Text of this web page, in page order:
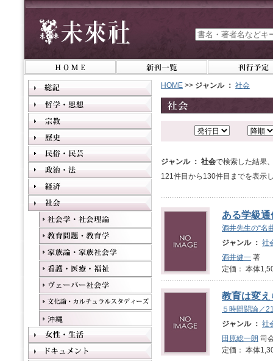
HOME >> ジャンル ： 社会
ジャンル ： 社会で検索した結果
121件目から130件目までを表示
ある学級通
酒井先生の“名
ジャンル ： 社
酒井健一 著
定価： 本体
教育は変
５時間闘論／
ジャンル ： 社
田原総一朗 司
定価： 本体